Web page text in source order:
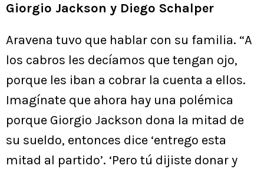
Giorgio Jackson y Diego Schalper
Aravena tuvo que hablar con su familia. “A
los cabros les decíamos que tengan ojo,
porque les iban a cobrar la cuenta a ellos.
Imagínate que ahora hay una polémica
porque Giorgio Jackson dona la mitad de
su sueldo, entonces dice ‘entrego esta
mitad al partido’. ‘Pero tú dijiste donar y